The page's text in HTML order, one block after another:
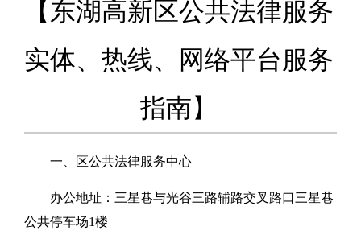
【东湖高新区公共法律服务
实体、热线、网络平台服务
指南】
一、区公共法律服务中心
办公地址：三星巷与光谷三路辅路交叉路口三星巷
公共停车场1楼